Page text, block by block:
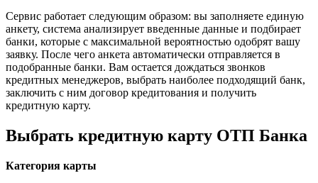
Сервис работает следующим образом: вы заполняете единую
анкету, система анализирует введенные данные и подбирает
банки, которые с максимальной вероятностью одобрят вашу
заявку. После чего анкета автоматически отправляется в
подобранные банки. Вам остается дождаться звонков
кредитных менеджеров, выбрать наиболее подходящий банк,
заключить с ним договор кредитования и получить
кредитную карту.
Выбрать кредитную карту ОТП Банка
Категория карты